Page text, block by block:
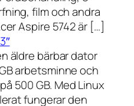
film och andra
Aspire 5742 är […]
äldre bärbar dator
arbetsminne och
500 GB. Med Linux
fungerar den